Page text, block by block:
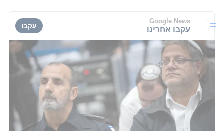
Google News
עקבו אחרינו עקבו